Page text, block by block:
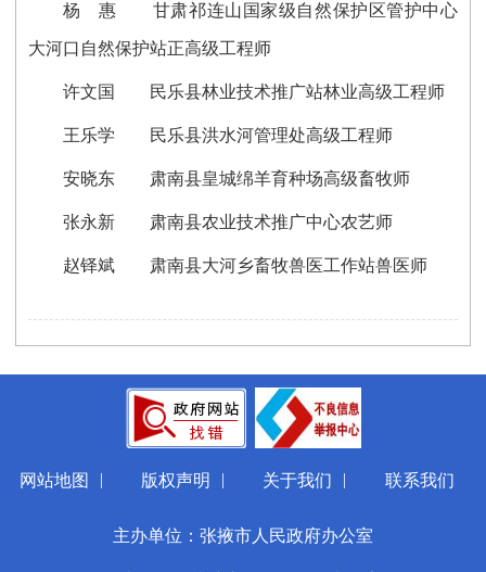
杨 惠 甘肃祁连山国家级自然保护区管护中心
大河口自然保护站正高级工程师
许文国 民乐县林业技术推广站林业高级工程师
王乐学 民乐县洪水河管理处高级工程师
安晓东 肃南县皇城绵羊育种场高级畜牧师
张永新 肃南县农业技术推广中心农艺师
赵铎斌 肃南县大河乡畜牧兽医工作站兽医师
网站地图 | 版权声明 | 关于我们 | 联系我们
主办单位：张掖市人民政府办公室